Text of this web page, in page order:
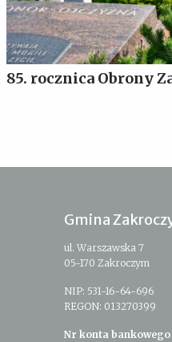
85. rocznica Obrony
Gmina
ul. Warszawska 7
05-170 Zakroczym
NIP: 531-16-64-696
REGON: 013270399
Nr konta bankowego